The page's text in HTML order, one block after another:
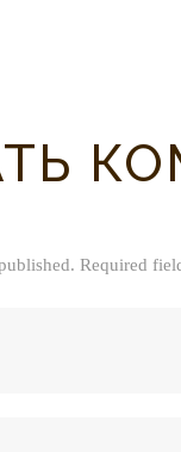
Required